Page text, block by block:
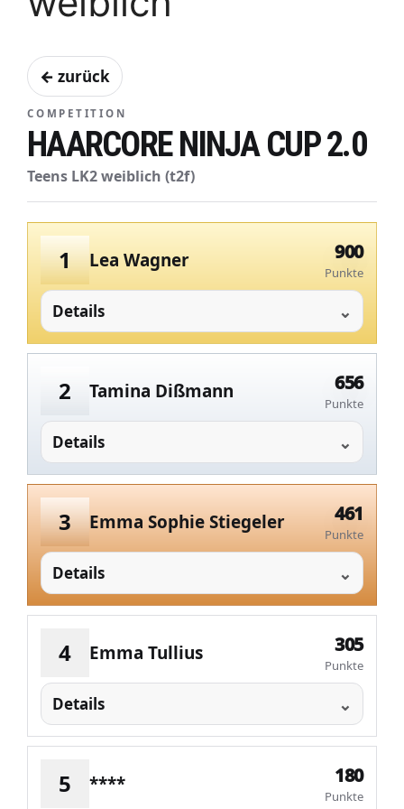
← zurück
COMPETITION
HAARCORE NINJA CUP 2.0
Teens LK2 weiblich (t2f)
1 Lea Wagner 900
Punkte
Details
2 Tamina Dißmann 656
Punkte
Details
3 Emma Sophie Stiegeler 461
Punkte
Details
4 Emma Tullius 305
Punkte
Details
5 **** 180
Punkte